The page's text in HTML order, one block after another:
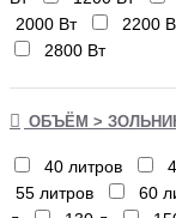
2000 Вт
2200
2800 Вт
ОБЪЁМ >
40 литров
55 литров
60